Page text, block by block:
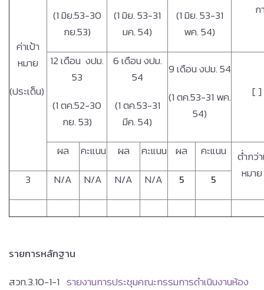
ค่าเป้า
หมาย
(ประเด็น)
(1 มิย.53-30
กย.53)
(1 มิย. 53-31
มค. 54)
(1 มิย. 53-31
พค. 54)
ก
12 เดือน งปม.
53
(1 ตค.52-30
กย. 53)
6 เดือน งปม.
54
(1 ตค.53-31
มีค. 54)
9 เดือน งปม. 54
(1 ตค.53-31 พค.
54)
[ ]
ผล คะแนน ผล คะแนน ผล คะแนน
ต่ำกว่
หม
3 N/A N/A N/A N/A 5 5
รายการหลักฐาน
สวท.3.10-1-1 รายงานการประชุมคณะกรรมการดำเนินงานห้อง